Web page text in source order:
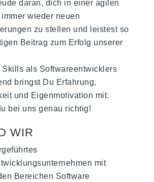
daran, dich in einer agilen
wieder neuen
zu stellen und leistest so
Beitrag zum Erfolg unserer
Skills als Softwareentwicklers
bringst Du Erfahrung,
und Eigenmotivation mit.
bei uns genau richtig!
WIR
mit
Bereichen Software